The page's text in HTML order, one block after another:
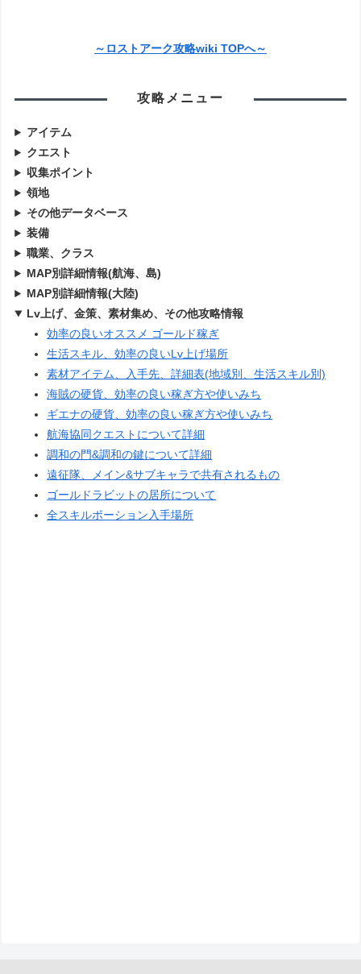
～ロストアーク攻略wiki TOPへ～
攻略メニュー
アイテム
クエスト
収集ポイント
領地
その他データベース
装備
職業、クラス
MAP別詳細情報(航海、島)
MAP別詳細情報(大陸)
Lv上げ、金策、素材集め、その他攻略情報
効率の良いオススメ ゴールド稼ぎ
生活スキル、効率の良いLv上げ場所
素材アイテム、入手先、詳細表(地域別、生活スキル別)
海賊の硬貨、効率の良い稼ぎ方や使いみち
ギエナの硬貨、効率の良い稼ぎ方や使いみち
航海協同クエストについて詳細
調和の門&調和の鍵について詳細
遠征隊、メイン&サブキャラで共有されるもの
ゴールドラビットの居所について
全スキルポーション入手場所